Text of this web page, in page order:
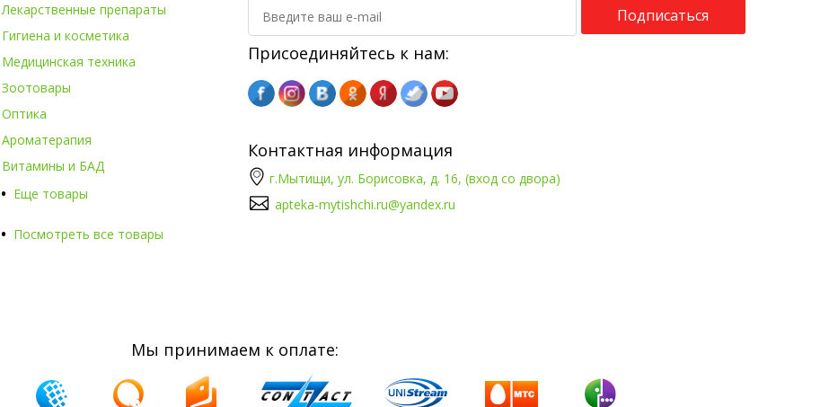
• Еще товары
Лекарственные препараты
Гигиена и косметика
Медицинская техника
Зоотовары
Оптика
Ароматерапия
Витамины и БАД
• Посмотреть все товары
Подписаться
Присоединяйтесь к нам:
Контактная информация
г.Мытищи, ул. Борисовка, д. 16, (вход со двора)
apteka-mytishchi.ru@yandex.ru
Мы принимаем к оплате: